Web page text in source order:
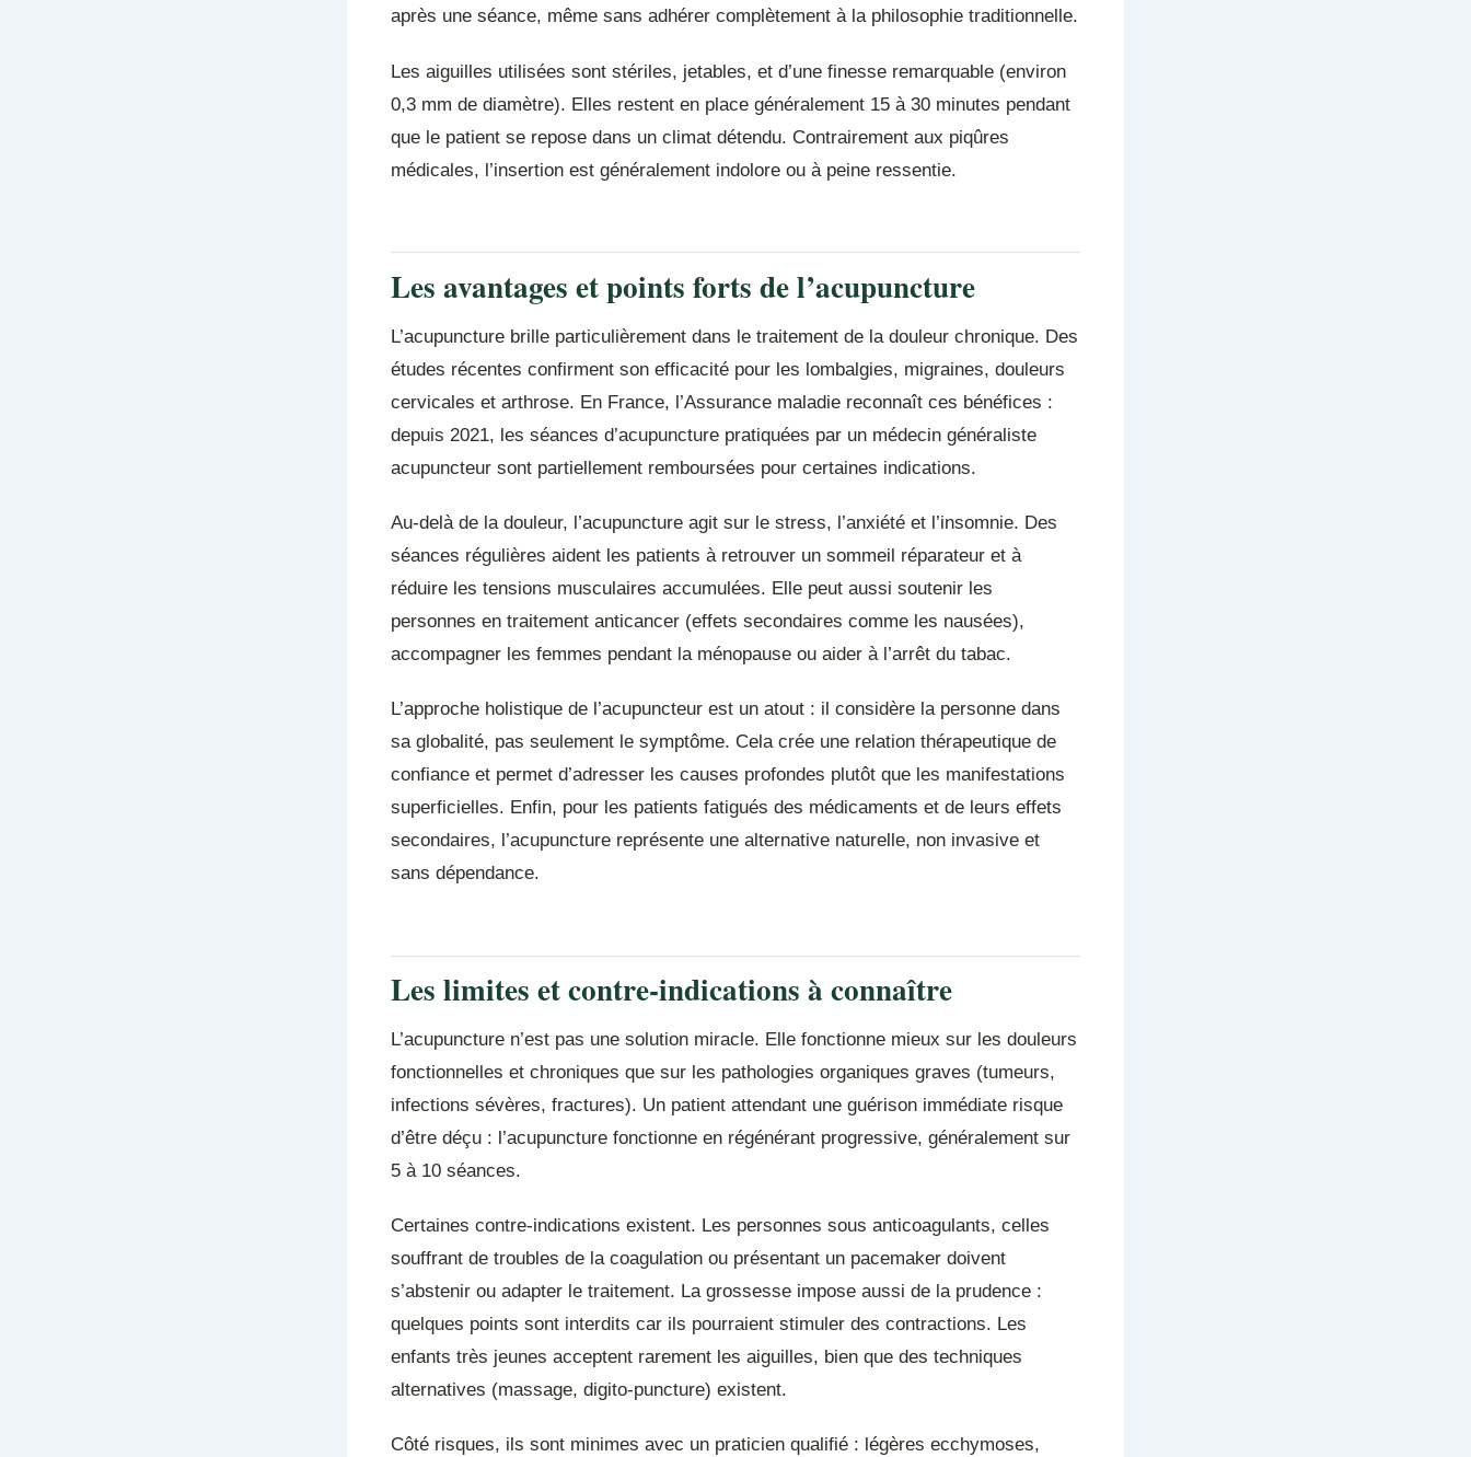
après une séance, même sans adhérer complètement à la philosophie traditionnelle.
Les aiguilles utilisées sont stériles, jetables, et d’une finesse remarquable (environ
0,3 mm de diamètre). Elles restent en place généralement 15 à 30 minutes pendant
que le patient se repose dans un climat détendu. Contrairement aux piqûres
médicales, l’insertion est généralement indolore ou à peine ressentie.
Les avantages et points forts de l’acupuncture
L’acupuncture brille particulièrement dans le traitement de la douleur chronique. Des
études récentes confirment son efficacité pour les lombalgies, migraines, douleurs
cervicales et arthrose. En France, l’Assurance maladie reconnaît ces bénéfices :
depuis 2021, les séances d’acupuncture pratiquées par un médecin généraliste
acupuncteur sont partiellement remboursées pour certaines indications.
Au-delà de la douleur, l’acupuncture agit sur le stress, l’anxiété et l’insomnie. Des
séances régulières aident les patients à retrouver un sommeil réparateur et à
réduire les tensions musculaires accumulées. Elle peut aussi soutenir les
personnes en traitement anticancer (effets secondaires comme les nausées),
accompagner les femmes pendant la ménopause ou aider à l’arrêt du tabac.
L’approche holistique de l’acupuncteur est un atout : il considère la personne dans
sa globalité, pas seulement le symptôme. Cela crée une relation thérapeutique de
confiance et permet d’adresser les causes profondes plutôt que les manifestations
superficielles. Enfin, pour les patients fatigués des médicaments et de leurs effets
secondaires, l’acupuncture représente une alternative naturelle, non invasive et
sans dépendance.
Les limites et contre-indications à connaître
L’acupuncture n’est pas une solution miracle. Elle fonctionne mieux sur les douleurs
fonctionnelles et chroniques que sur les pathologies organiques graves (tumeurs,
infections sévères, fractures). Un patient attendant une guérison immédiate risque
d’être déçu : l’acupuncture fonctionne en régénérant progressive, généralement sur
5 à 10 séances.
Certaines contre-indications existent. Les personnes sous anticoagulants, celles
souffrant de troubles de la coagulation ou présentant un pacemaker doivent
s’abstenir ou adapter le traitement. La grossesse impose aussi de la prudence :
quelques points sont interdits car ils pourraient stimuler des contractions. Les
enfants très jeunes acceptent rarement les aiguilles, bien que des techniques
alternatives (massage, digito-puncture) existent.
Côté risques, ils sont minimes avec un praticien qualifié : légères ecchymoses,